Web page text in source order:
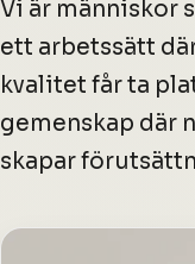
Vi är människor
ett arbetssätt
kvalitet får ta
gemenskap där
skapar